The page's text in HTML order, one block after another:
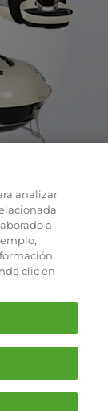
analizar
a
clic en